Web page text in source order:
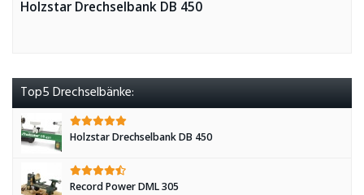
Holzstar Drechselbank DB 450
Top5 Drechselbänke:
Holzstar Drechselbank DB 450
Record Power DML 305